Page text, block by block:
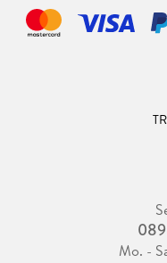
Mo. -